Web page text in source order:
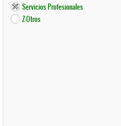
Servicios Profesionales
Z-Otros